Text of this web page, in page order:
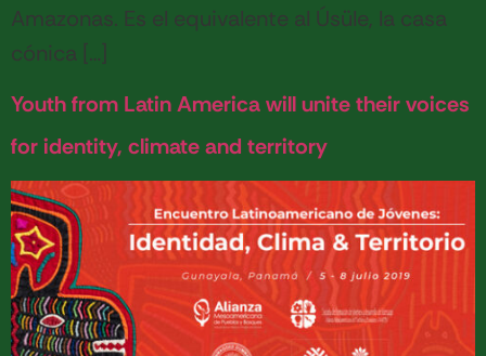
Amazonas. Es el equivalente al Úsüle, la casa
cónica […]
Youth from Latin America will unite their voices
for identity, climate and territory